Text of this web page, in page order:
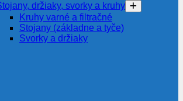
držiaky, svorky a kruhy
Kruhy varné a filtračné
Stojany (základne a tyče)
Svorky a držiaky